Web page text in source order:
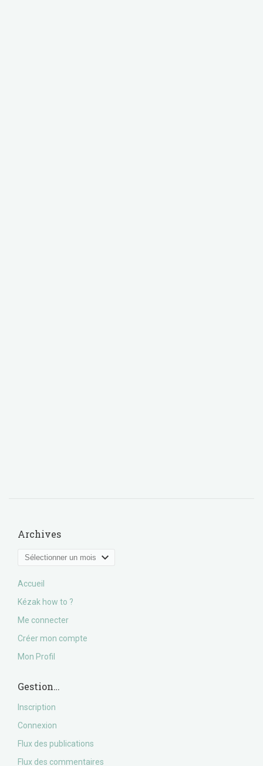
Archives
Archives
Accueil
Kézak how to ?
Me connecter
Créer mon compte
Mon Profil
Gestion…
Inscription
Connexion
Flux des publications
Flux des commentaires